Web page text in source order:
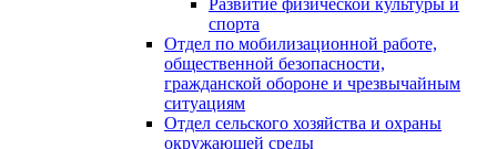
спорта
Отдел по мобилизационной работе,
общественной безопасности,
гражданской оборонe и чрезвычайным
ситуациям
Отдел сельского хозяйства и охраны
окружающей среды